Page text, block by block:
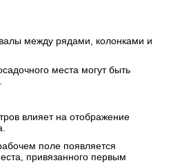
между рядами, колонками и
места могут быть
влияет на отображение
поле появляется
привязанного первым